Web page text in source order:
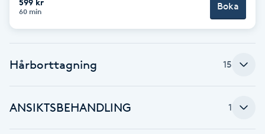
Fransborttagning
60 min Boka
Hårborttagning 15
ANSIKTSBEHANDLING 1